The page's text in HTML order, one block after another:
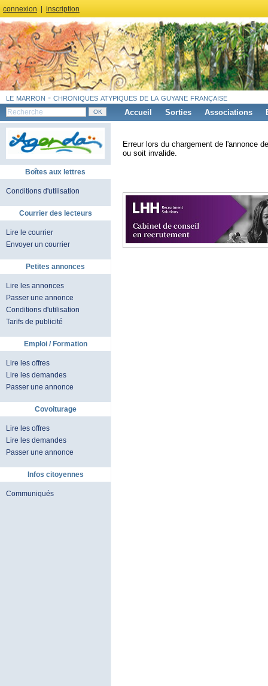
connexion inscription
le marron - chroniques atypiques de la guyane française
Accueil Sorties Associations
Boîtes aux lettres
Conditions d'utilisation
Courrier des lecteurs
Lire le courrier
Envoyer un courrier
Petites annonces
Lire les annonces
Passer une annonce
Conditions d'utilisation
Tarifs de publicité
Emploi / Formation
Lire les offres
Lire les demandes
Passer une annonce
Covoiturage
Lire les offres
Lire les demandes
Passer une annonce
Infos citoyennes
Communiqués
Erreur lors du chargement de l'annonce
ou soit invalide.